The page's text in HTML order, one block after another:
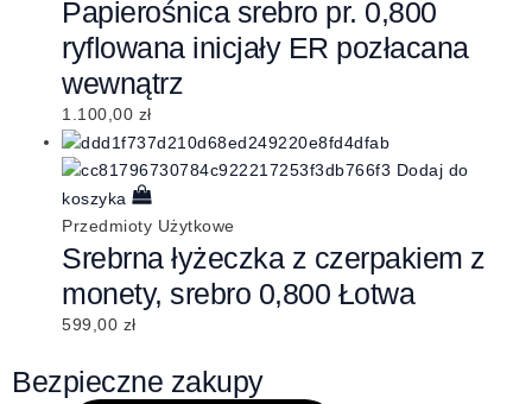
Papierośnica srebro pr. 0,800
ryflowana inicjały ER pozłacana
wewnątrz
1.100,00 zł
Dodaj do
koszyka
Przedmioty Użytkowe
Srebrna łyżeczka z czerpakiem z
monety, srebro 0,800 Łotwa
599,00 zł
Bezpieczne zakupy